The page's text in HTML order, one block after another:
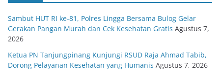
Sambut HUT RI ke-81, Polres Lingga Bersama Bulog Gelar
Gerakan Pangan Murah dan Cek Kesehatan Gratis Agustus 7,
2026
Ketua PN Tanjungpinang Kunjungi RSUD Raja Ahmad Tabib,
Dorong Pelayanan Kesehatan yang Humanis Agustus 7, 2026